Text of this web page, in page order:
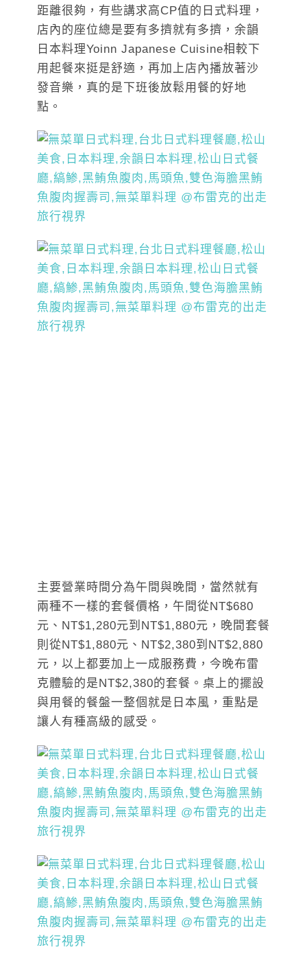
距離很夠，有些講求高CP值的日式料理，
店內的座位總是要有多擠就有多擠，余韻
日本料理Yoinn Japanese Cuisine相較下
用起餐來挺是舒適，再加上店內播放著沙
發音樂，真的是下班後放鬆用餐的好地
點。
主要營業時間分為午間與晚間，當然就有
兩種不一樣的套餐價格，午間從NT$680
元、NT$1,280元到NT$1,880元，晚間套餐
則從NT$1,880元、NT$2,380到NT$2,880
元，以上都要加上一成服務費，今晚布雷
克體驗的是NT$2,380的套餐。桌上的擺設
與用餐的餐盤一整個就是日本風，重點是
讓人有種高級的感受。